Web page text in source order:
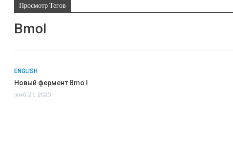
Просмотр Тегов
BmoI
ENGLISH
Новый фермент Bmo I
нояб. 21, 2025